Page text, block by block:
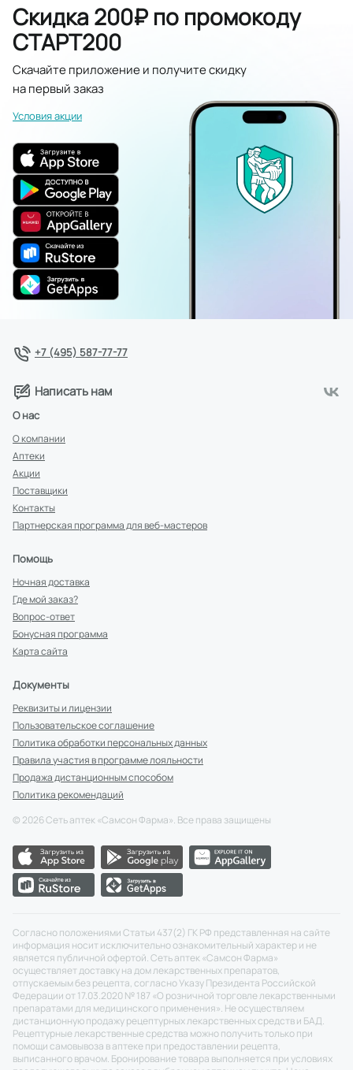
Скидка 200₽ по промокоду
СТАРТ200
Скачайте приложение и получите скидку
на первый заказ
Условия акции
+7 (495) 587-77-77
Написать нам
О нас
О компании
Аптеки
Акции
Поставщики
Контакты
Партнерская программа для веб-мастеров
Помощь
Ночная доставка
Где мой заказ?
Вопрос-ответ
Бонусная программа
Карта сайта
Документы
Реквизиты и лицензии
Пользовательское соглашение
Политика обработки персональных данных
Правила участия в программе лояльности
Продажа дистанционным способом
Политика рекомендаций
© 2026Сеть аптек «Самсон Фарма». Все права защищены
Согласно положениями Статьи 437(2) ГК РФ представленная на сайте
информация носит исключительно ознакомительный характер и не
является публичной офертой. Сеть аптек «Самсон Фарма»
осуществляет доставку на дом лекарственных препаратов,
отпускаемым без рецепта, согласно Указу Президента Российской
Федерации от 17.03.2020 № 187 «О розничной торговле лекарственными
препаратами для медицинского применения». Не осуществляем
дистанционную продажу рецептурных лекарственных средств и БАД.
Рецептурные лекарственные средства можно получить только при
помощи самовывоза в аптеке при предоставлении рецепта,
выписанного врачом. Бронирование товара выполняется при условиях